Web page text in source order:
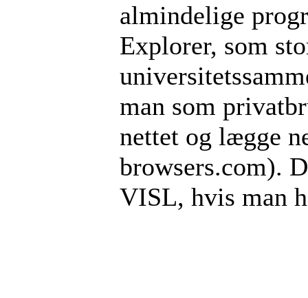
almindelige
Explorer, som
man som
nettet og lægge
browsers.com).
VISL, hvis man